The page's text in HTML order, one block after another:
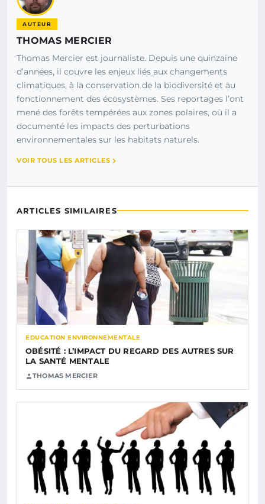
AUTEUR
THOMAS MERCIER
Thomas Mercier est journaliste. Depuis une quinzaine
d’années, il couvre les enjeux liés aux changements
climatiques, à la conservation de la biodiversité et au
fonctionnement des écosystèmes. Ses reportages l’ont
mené des forêts tempérées aux zones polaires, où il a
documenté les impacts des perturbations
environnementales sur les habitats naturels.
VOIR TOUS LES ARTICLES
ARTICLES SIMILAIRES
ÉDUCATION ENVIRONNEMENTALE
OBÉSITÉ : L’IMPACT DU REGARD DES AUTRES SUR
LA SANTÉ MENTALE
THOMAS MERCIER